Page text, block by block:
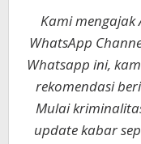
Kami
WhatsApp
Whatsapp ini,
rekomendasi
Mulai
update kabar